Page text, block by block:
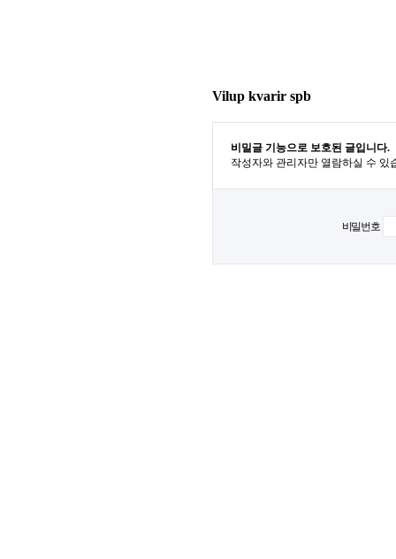
Vilup kvarir spb
비밀글 기능으로 보호된 글입니다.
작성자와 관리자만 열람하실 수 있
비밀번호